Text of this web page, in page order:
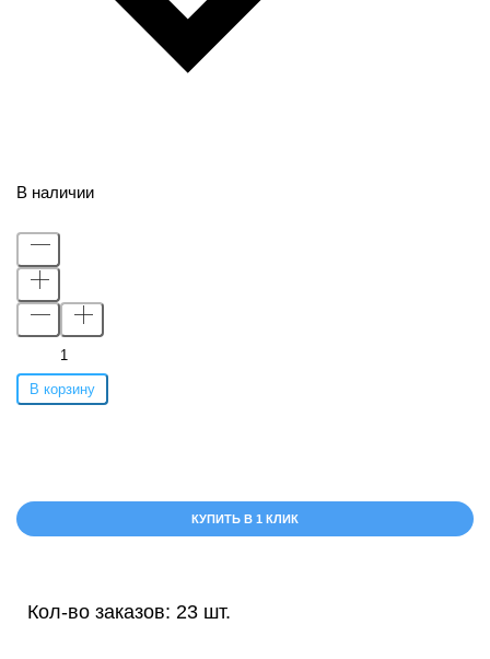
В наличии
В корзину
КУПИТЬ В 1 КЛИК
Кол-во заказов: 23 шт.